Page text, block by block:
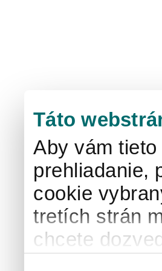
Táto
Aby vám
prehliadanie,
cookie
tretích strán
chcete